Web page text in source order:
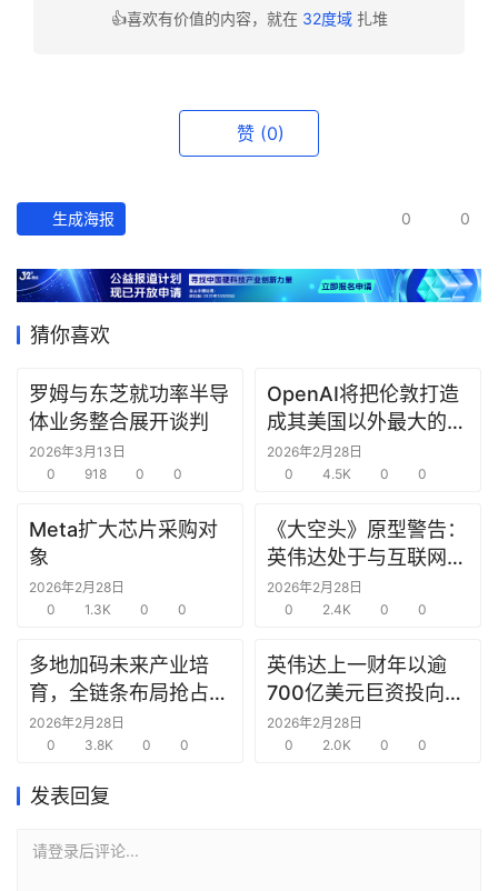
产
经
数
据
研
创
投
商
机
圈
👍喜欢有价值的内容，就在 32度域扎堆
赞 (0)
生成海报 0 0
猜你喜欢
罗姆与东芝就功率半导
体业务整合展开谈判
2026年3月13日
0
918 0 0
OpenAI将把伦敦打造
成其美国以外最大的研
究中心
2026年2月28日
0
4.5K 0 0
Meta扩大芯片采购对
象
2026年2月28日
0
1.3K 0 0
《大空头》原型警告：
英伟达处于与互联网泡
沫时期思科同样的“危
险境地”
2026年2月28日
0
2.4K 0 0
多地加码未来产业培
育，全链条布局抢占新
赛道先机
2026年2月28日
0
3.8K 0 0
英伟达上一财年以逾
700亿美元巨资投向合
作方，竭力巩固AI芯片
需求
2026年2月28日
0
2.0K 0 0
发表回复
请登录后评论...